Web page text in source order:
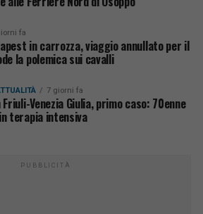
fa
in carrozza, viaggio annullato per il
la polemica sui cavalli
7 giorni fa
Venezia Giulia, primo caso: 70enne
terapia intensiva
PUBBLICITÀ